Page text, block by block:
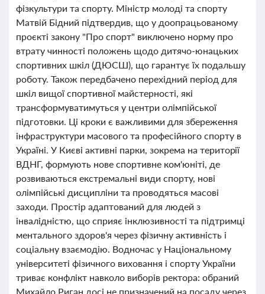
фізкультури та спорту. Міністр молоді та спорту
Матвій Бідний підтвердив, що у доопрацьованому
проєкті закону "Про спорт" виключено норму про
втрату чинності положень щодо дитячо-юнацьких
спортивних шкіл (ДЮСШ), що гарантує їх подальшу
роботу. Також передбачено перехідний період для
шкіл вищої спортивної майстерності, які
трансформуватимуться у центри олімпійської
підготовки. Ці кроки є важливими для збереження
інфраструктури масового та професійного спорту в
Україні. У Києві активні парки, зокрема на території
ВДНГ, формують нове спортивне ком'юніті, де
розвиваються екстремальні види спорту, нові
олімпійські дисципліни та проводяться масові
заходи. Простір адаптований для людей з
інвалідністю, що сприяє інклюзивності та підтримці
ментального здоров'я через фізичну активність і
соціальну взаємодію. Водночас у Національному
університеті фізичного виховання і спорту України
триває конфлікт навколо виборів ректора: обраний
Михайло Риган досі не призначений на посаду через